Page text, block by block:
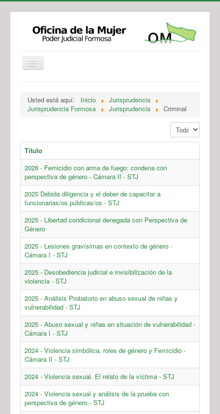
Legislación
Novedades
Usted está aquí: Inicio
Jurisprudencia
Jurisprudencia Formosa
Jurisprudencia
Criminal
Mostrar #
Título
2026 - Femicidio con arma de fuego: condena con
perspectiva de género - Cámara II - STJ
2025 Debida diligencia y el deber de capacitar a
funcionarias/os públicas/os - STJ
2025 - Libertad condicional denegada con Perspectiva de
Género
2025 - Lesiones gravísimas en contexto de género -
Cámara I - STJ
2025 - Desobediencia judicial e invisibilización de la
violencia - STJ
2025 - Análisis Probatorio en abuso sexual de niñas y
vulnerabilidad - STJ
2025 - Abuso sexual y niñas en situación de vulnerabilidad -
Cámara I - STJ
2024 - Violencia simbólica, roles de género y Femicidio -
Cámara II - STJ
2024 - Violencia sexual. El relato de la víctima - STJ
2024 - Violencia sexual y análisis de la prueba con
perspectiva de género - STJ